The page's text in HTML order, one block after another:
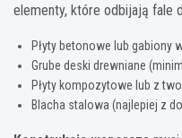
elementy, które odbijają fale
Płyty betonowe lub gabiony
Grube deski drewniane
Płyty kompozytowe lub z
Blacha stalowa (najlepiej z